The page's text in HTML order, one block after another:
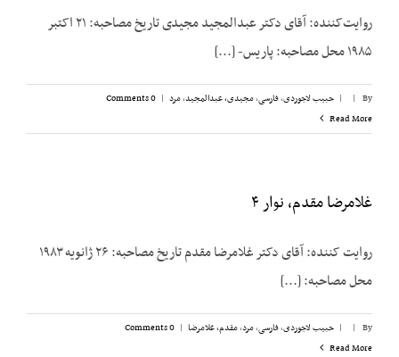
روایت‌کننده: آقای دکتر عبدالمجید مجیدی تاریخ مصاحبه: ۲۱ اکتبر
۱۹۸۵ محل مصاحبه: پاریس- [...]
By
|
| حبیب لاجوردی,فارسی,مجیدی،‌ عبدالمجید,مرد |
0 Comments
Read More
غلامرضا مقدم، نوار ۴
روایت کننده: آقای دکتر غلامرضا مقدم تاریخ مصاحبه: ۲۶ ژانویه ۱۹۸۳
محل مصاحبه: [...]
By
|
| حبیب لاجوردی,فارسی,مرد,مقدم، غلامرضا |
0 Comments
Read More